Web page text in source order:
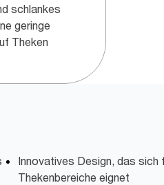
schlankes
geringe
Theken
Innovatives Design, das sich
Thekenbereiche eignet